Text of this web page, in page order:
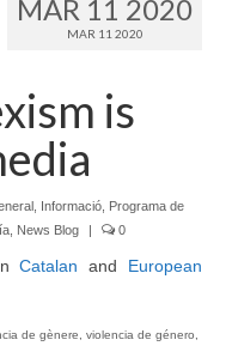
MAR 11 2020
MAR 11 2020
is
Informació Programa de
News Blog | 0
inCatalan and European
de gènere violencia de género